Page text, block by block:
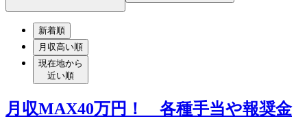
新着順
月収高い順
現在地から
近い順
月収MAX40万円！ 各種手当や報奨金